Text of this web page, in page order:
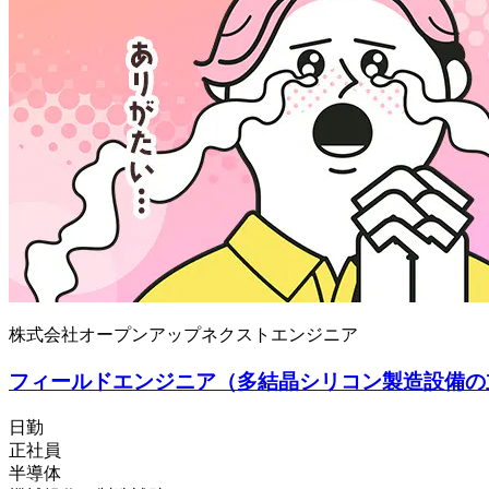
株式会社オープンアップネクストエンジニア
フィールドエンジニア（多結晶シリコン製造設備
日勤
正社員
半導体